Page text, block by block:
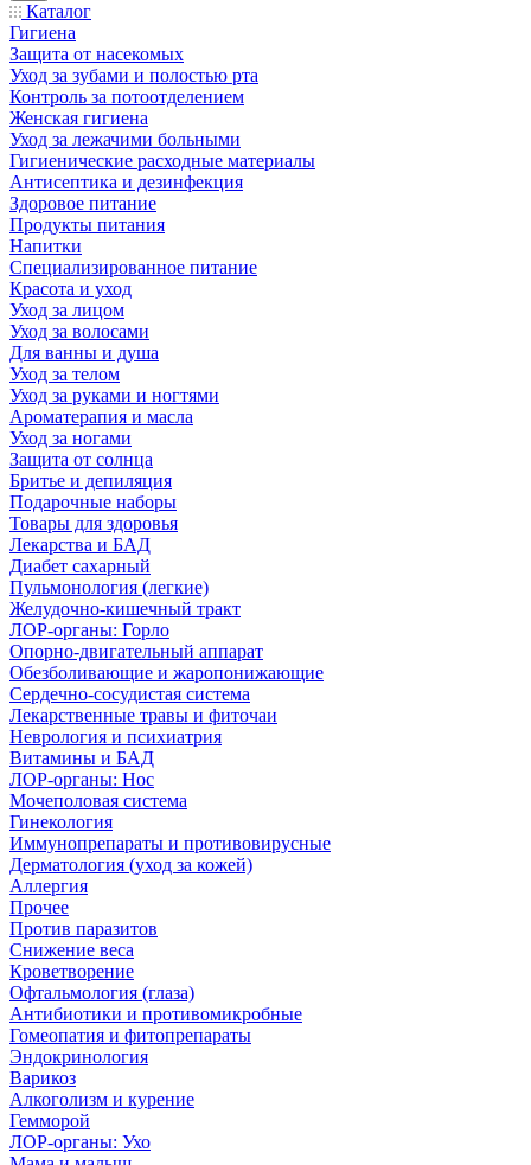
Каталог
Гигиена
Защита от насекомых
Уход за зубами и полостью рта
Контроль за потоотделением
Женская гигиена
Уход за лежачими больными
Гигиенические расходные материалы
Антисептика и дезинфекция
Здоровое питание
Продукты питания
Напитки
Специализированное питание
Красота и уход
Уход за лицом
Уход за волосами
Для ванны и душа
Уход за телом
Уход за руками и ногтями
Ароматерапия и масла
Уход за ногами
Защита от солнца
Бритье и депиляция
Подарочные наборы
Товары для здоровья
Лекарства и БАД
Диабет сахарный
Пульмонология (легкие)
Желудочно-кишечный тракт
ЛОР-органы: Горло
Опорно-двигательный аппарат
Обезболивающие и жаропонижающие
Сердечно-сосудистая система
Лекарственные травы и фиточаи
Неврология и психиатрия
Витамины и БАД
ЛОР-органы: Нос
Мочеполовая система
Гинекология
Иммунопрепараты и противовирусные
Дерматология (уход за кожей)
Аллергия
Прочее
Против паразитов
Снижение веса
Кроветворение
Офтальмология (глаза)
Антибиотики и противомикробные
Гомеопатия и фитопрепараты
Эндокринология
Варикоз
Алкоголизм и курение
Гемморой
ЛОР-органы: Ухо